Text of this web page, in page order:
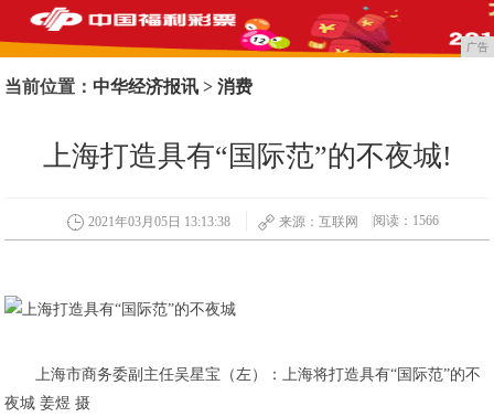
广告
当前位置： 中华经济报讯 >消费
上海打造具有“国际范”的不夜城!
2021年03月05日 13:13:38 来源：互联网 阅读：1566
上海市商务委副主任吴星宝（左）：上海将打造具有“国际范”的不
夜城 姜煜 摄